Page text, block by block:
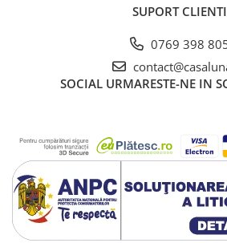
Protector de murdarieBref previne
mentine toaleta curata.
SUPORT CLIENTI
0769 398
SOCIAL URMARESTE-NE IN